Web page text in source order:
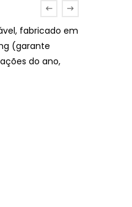
fabricado em
(garante
do ano,